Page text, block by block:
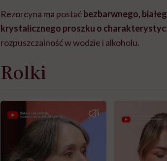
Rezorcyna ma postaćbezbarwnego,
krystalicznego proszku o
rozpuszczalność w wodzie i alkoholu.
Rolki